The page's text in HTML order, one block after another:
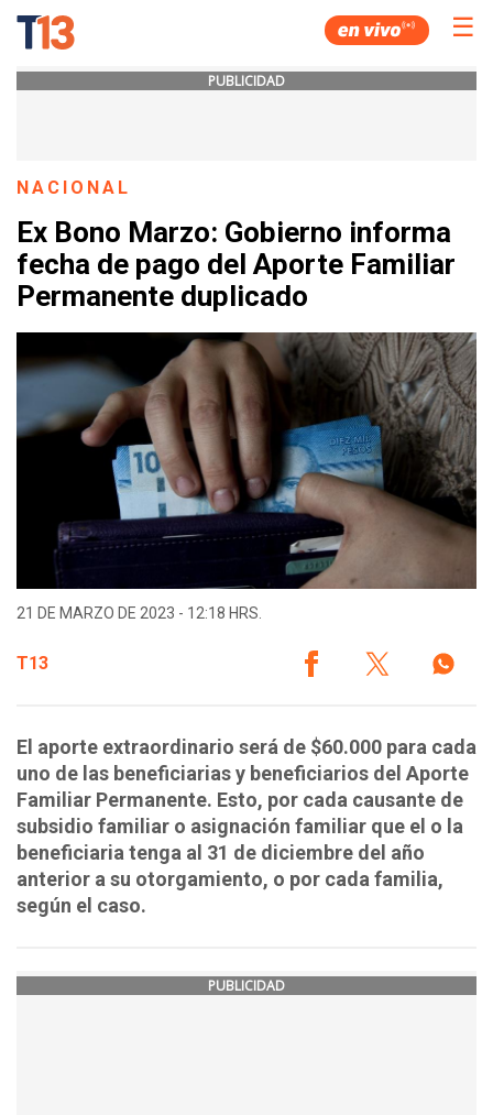
☰
PUBLICIDAD
NACIONAL
Ex Bono Marzo: Gobierno informa
fecha de pago del Aporte Familiar
Permanente duplicado
21 DE MARZO DE 2023 - 12:18 HRS.
T13
El aporte extraordinario será de $60.000 para cada
uno de las beneficiarias y beneficiarios del Aporte
Familiar Permanente. Esto, por cada causante de
subsidio familiar o asignación familiar que el o la
beneficiaria tenga al 31 de diciembre del año
anterior a su otorgamiento, o por cada familia,
según el caso.
PUBLICIDAD